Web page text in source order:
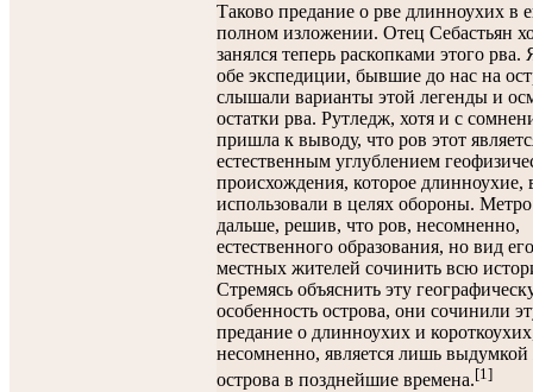
Таково предание о рве длинноухих в
полном изложении. Отец Себастьян
занялся теперь раскопками этого рва.
обе экспедиции, бывшие до нас на
слышали варианты этой легенды и
остатки рва. Рутледж, хотя и с
пришла к выводу, что ров этот
естественным углублением
происхождения, которое длинноухие,
использовали в целях обороны.
дальше, решив, что ров, несомненно,
естественного образования, но вид
местных жителей сочинить всю
Стремясь объяснить эту
особенность острова, они сочинили
предание о длинноухих и
несомненно, является лишь
острова в позднейшие времена.[1]